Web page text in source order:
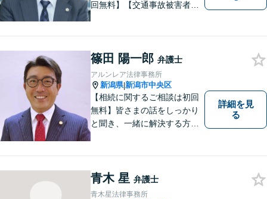
回無料】【交通事故被害者の
体を把握し、真の利益を追及
します
篠田 陽一郎 弁護士
アルンレア法律事務所
新潟県|新潟市中央区
【相続に関するご相談は初回
無料】皆さまの話をしっかり
と聞き、一緒に解決する方法
詳細を見
る
青木 星 弁護士
青木星法律事務所